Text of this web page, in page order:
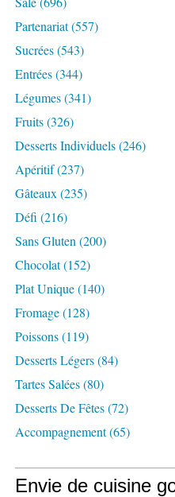
Partenariat(557)
Sucrées(543)
Entrées(344)
Légumes(341)
Fruits(326)
Desserts Individuels(246)
Apéritif(237)
Gâteaux (235)
Défi (216)
Sans Gluten (200)
Chocolat(152)
Plat Unique(140)
Fromage(128)
Poissons(119)
Desserts Légers(84)
Tartes Salées(80)
Desserts De Fêtes(72)
Accompagnement(65)
Envie de cuisine